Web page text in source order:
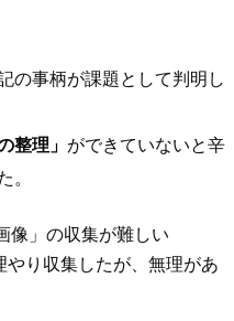
の事柄が課題として判明し
整理」 ができていないと辛
像」の収集が難しい
り収集したが、無理があ